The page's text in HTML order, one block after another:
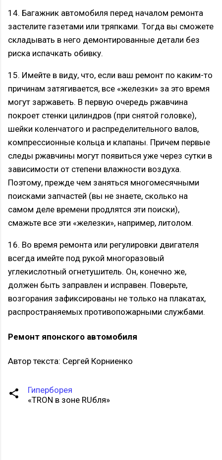
14. Багажник автомобиля перед началом ремонта
застелите газетами или тряпками. Тогда вы сможете
складывать в него демонтированные детали без
риска испачкать обивку.
15. Имейте в виду, что, если ваш ремонт по каким-то
причинам затягивается, все «железки» за это время
могут заржаветь. В первую очередь ржавчина
покроет стенки цилиндров (при снятой головке),
шейки коленчатого и распределительного валов,
компрессионные кольца и клапаны. Причем первые
следы ржавчины могут появиться уже через сутки в
зависимости от степени влажности воздуха.
Поэтому, прежде чем заняться многомесячными
поисками запчастей (вы не знаете, сколько на
самом деле времени продлятся эти поиски),
смажьте все эти «железки», например, литолом.
16. Во время ремонта или регулировки двигателя
всегда имейте под рукой многоразовый
углекислотный огнетушитель. Он, конечно же,
должен быть заправлен и исправен. Поверьте,
возгорания зафиксированы не только на плакатах,
распространяемых противопожарными службами.
Ремонт японского автомобиля
Автор текста: Сергей Корниенко
Гиперборея
«TRON в зоне RUбля»